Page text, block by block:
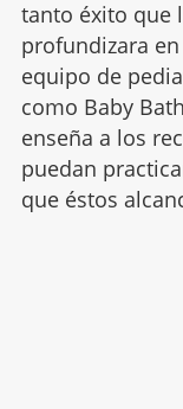
tanto éxito que
profundizara
equipo de
como Baby
enseña a los
puedan
que éstos